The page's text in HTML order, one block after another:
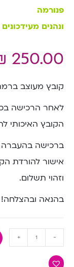
פנורמה
ונהנים
250.00
קובץ מעוצב
לאחר הרכישה
הקובץ האיכותי
ברכישה בהעברה
אישור להורדת
וזהוי תשלום.
בהנאה ובהצלחה!
-
+